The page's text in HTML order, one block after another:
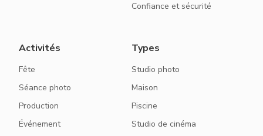
Confiance et sécurité
Activités
Fête
Séance photo
Production
Événement
Types
Studio photo
Maison
Piscine
Studio de cinéma